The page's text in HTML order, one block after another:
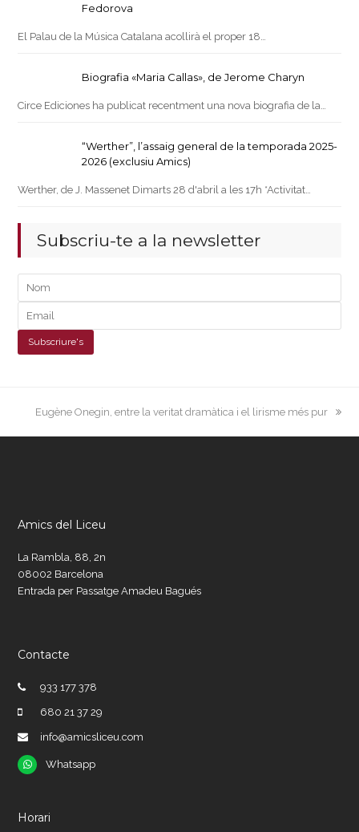
Fedorova
El Palau de la Música Catalana acollirà el proper 18…
Biografia «Maria Callas», de Jerome Charyn
Circe Ediciones ha publicat recentment una nova biografia de la…
“Werther”, l’assaig general de la temporada 2025-
2026 (exclusiu Amics)
Werther, de J. Massenet Dimarts 28 d'abril a les 17h *Activitat…
Subscriu-te a la newsletter
next
Eugène Onegin, entre la veritat dramàtica i el lirisme més pur
Amics del Liceu
La Rambla, 88, 2n
08002 Barcelona
Entrada per Passatge Amadeu Bagués
Contacte
933 177 378
680 21 37 29
info@amicsliceu.com
Whatsapp
Whatsapp
Horari